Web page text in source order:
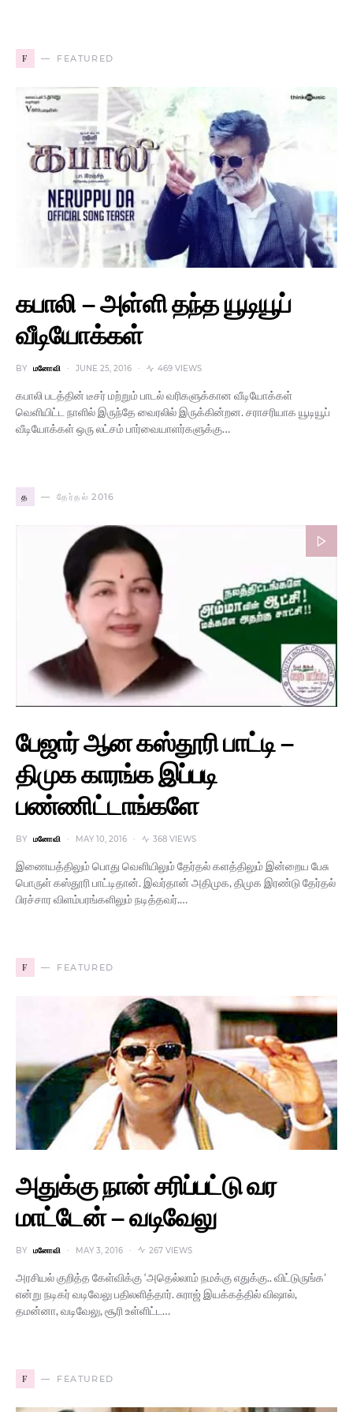
F FEATURED
கபாலி – அள்ளி தந்த யூடியூப்
வீடியோக்கள்
BY மனோவி JUNE 25, 2016 469 VIEWS
கபாலி படத்தின் டீசர் மற்றும் பாடல் வரிகளுக்கான வீடியோக்கள்
வெளியிட்ட நாளில் இருந்தே வைரலில் இருக்கின்றன. சராசரியாக யூடியூப்
வீடியோக்கள் ஒரு லட்சம் பார்வையாளர்களுக்கு…
த தேர்தல் 2016
பேஜார் ஆன கஸ்தூரி பாட்டி –
திமுக காரங்க இப்படி
பண்ணிட்டாங்களே
BY மனோவி MAY 10, 2016 368 VIEWS
இணையத்திலும் பொது வெளியிலும் தேர்தல் களத்திலும் இன்றைய பேசு
பொருள் கஸ்தூரி பாட்டிதான். இவர்தான் அதிமுக, திமுக இரண்டு தேர்தல்
பிரச்சார விளம்பரங்களிலும் நடித்தவர்.…
F FEATURED
அதுக்கு நான் சரிப்பட்டு வர
மாட்டேன் – வடிவேலு
BY மனோவி MAY 3, 2016 267 VIEWS
அரசியல் குறித்த கேள்விக்கு ‘அதெல்லாம் நமக்கு எதுக்கு.. விட்டுருங்க’
என்று நடிகர் வடிவேலு பதிலளித்தார். சுராஜ் இயக்கத்தில் விஷால்,
தமன்னா, வடிவேலு, சூரி உள்ளிட்ட…
F FEATURED